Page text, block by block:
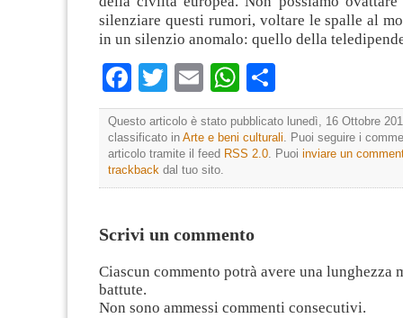
silenziare questi rumori, voltare le spalle al
in un silenzio anomalo: quello della
Facebook
TwitterEmailWhatsApp
Questo articolo è stato pubblicato lunedì, 16 Ottobre
classificato in Arte e beni culturali. Puoi seguire i
articolo tramite il feed RSS 2.0. Puoi inviare un
trackback dal tuo sito.
Scrivi un commento
Ciascun commento potrà avere una lunghezza
battute.
Non sono ammessi commenti consecutivi.